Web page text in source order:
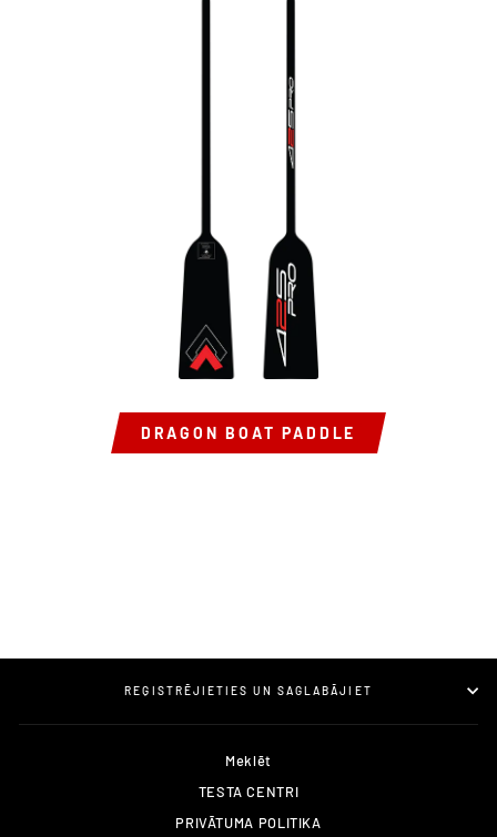
DRAGON BOAT PADDLE
REĢISTRĒJIETIES UN SAGLABĀJIET
Meklēt
TESTA CENTRI
PRIVĀTUMA POLITIKA